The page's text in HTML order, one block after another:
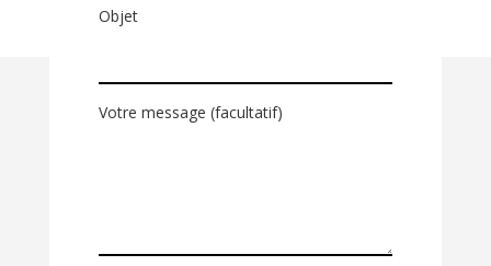
Objet
Votre message (facultatif)